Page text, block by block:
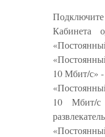
Кабинета
10 Мбит/с»
10 Мбит/